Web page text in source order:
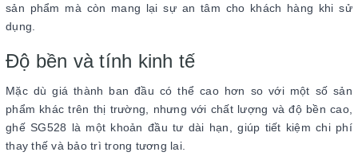
sản phẩm mà còn mang lại sự an tâm cho khách hàng khi sử
dụng.
Độ bền và tính kinh tế
Mặc dù giá thành ban đầu có thể cao hơn so với một số sản
phẩm khác trên thị trường, nhưng với chất lượng và độ bền cao,
ghế SG528 là một khoản đầu tư dài hạn, giúp tiết kiệm chi phí
thay thế và bảo trì trong tương lai.